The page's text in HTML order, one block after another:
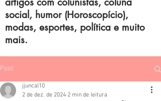
social, humor (Horoscopício),
modas, esportes, política e muito
mais.
Post
jjuncal10
2 de dez. de 2024 2 min de leitura